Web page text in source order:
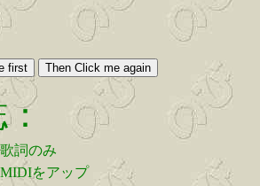
歌詞のみ
MIDIをアップ